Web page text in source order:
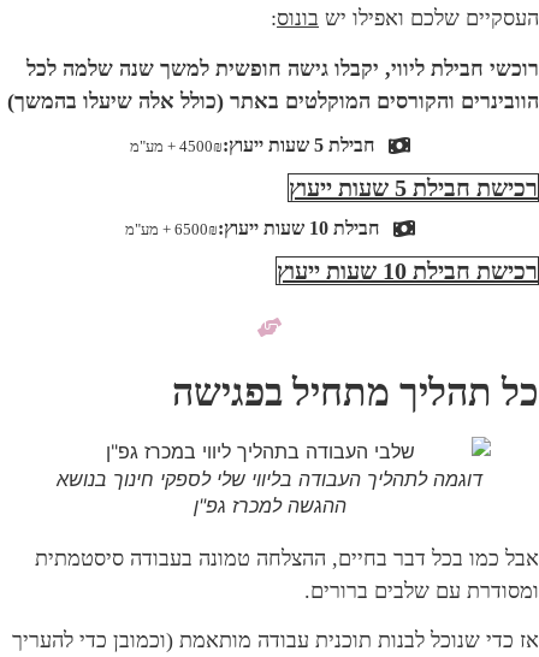
העסקיים שלכם ואפילו יש בונוס:
רוכשי חבילת ליווי, יקבלו גישה חופשית למשך שנה שלמה לכל
הוובינרים והקורסים המוקלטים באתר (כולל אלה שיעלו בהמשך)
חבילת 5 שעות ייעוץ: 4500₪ + מע"מ
רכישת חבילת 5 שעות ייעוץ
חבילת 10 שעות ייעוץ: 6500₪ + מע"מ
רכישת חבילת 10 שעות ייעוץ
כל תהליך מתחיל בפגישה
דוגמה לתהליך העבודה בליווי שלי לספקי חינוך בנושא
ההגשה למכרז גפ"ן
אבל כמו בכל דבר בחיים, ההצלחה טמונה בעבודה סיסטמתית
ומסודרת עם שלבים ברורים.
אז כדי שנוכל לבנות תוכנית עבודה מותאמת (וכמובן כדי להעריך